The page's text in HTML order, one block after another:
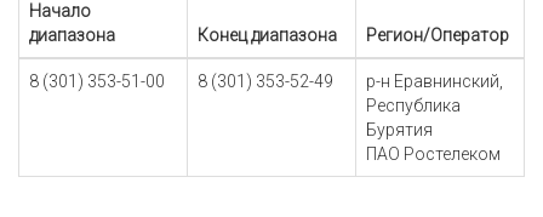
Начало
диапазона
Конец диапазона Регион/Оператор
8 (301) 353-51-00 8 (301) 353-52-49
р-н Еравнинский,
Республика
Бурятия
ПАО Ростелеком